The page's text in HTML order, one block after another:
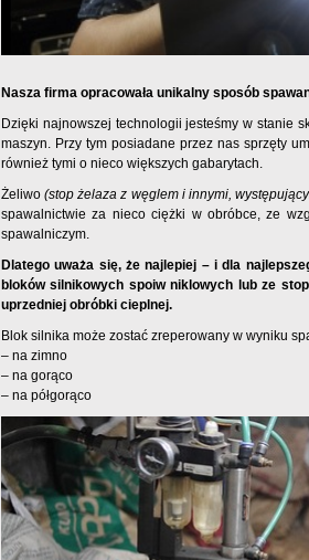
Nasza firma opracowała unikalny sposób
Dzięki najnowszej technologii jesteśmy w stanie
maszyn. Przy tym posiadane przez nas sprzęty
również tymi o nieco większych gabarytach.
Żeliwo(stop żelaza z węglem i innymi,
spawalnictwie za nieco ciężki w obróbce, ze
spawalniczym.
Dlatego uważa się, że najlepiej – i dla
bloków silnikowych spoiw niklowych lub ze
uprzedniej obróbki cieplnej.
Blok silnika może zostać zreperowany w wyniku
– na zimno
– na gorąco
– na półgorąco